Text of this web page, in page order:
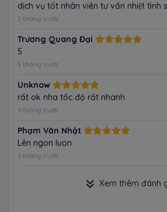
dịch vụ tốt nhân viên tư vấn nhiệt tình
2 tháng trước
Trương Quang Đại
5
3 tháng trước
Unknow
rất ok nha tốc độ rất nhanh
6 tháng trước
Phạm Văn Nhật
Lên ngon luon
6 tháng trước
Xem thêm đánh